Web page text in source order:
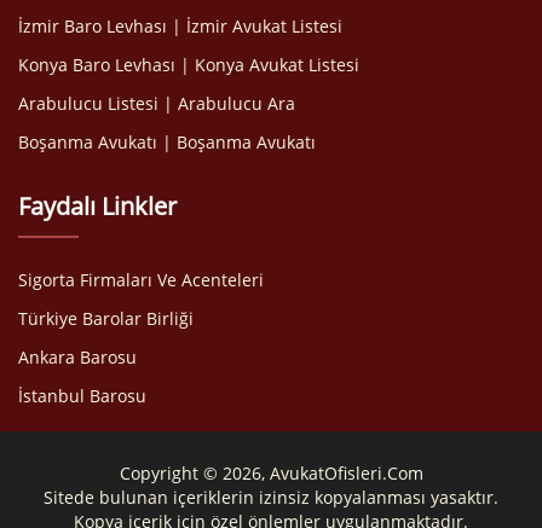
İzmir Baro Levhası | İzmir Avukat Listesi
Konya Baro Levhası | Konya Avukat Listesi
Arabulucu Listesi | Arabulucu Ara
Boşanma Avukatı | Boşanma Avukatı
Faydalı Linkler
Sigorta Firmaları Ve Acenteleri
Türkiye Barolar Birliği
Ankara Barosu
İstanbul Barosu
Copyright © 2026, AvukatOfisleri.Com
Sitede bulunan içeriklerin izinsiz kopyalanması yasaktır.
Kopya içerik için özel önlemler uygulanmaktadır.